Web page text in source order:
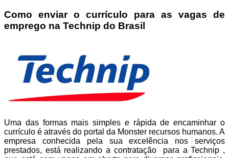
Como enviar o currículo para as vagas de
emprego na Technip do Brasil
Uma das formas mais simples e rápida de encaminhar o
currículo é através do portal da Monster recursos humanos. A
empresa conhecida pela sua excelência nos serviços
prestados, está realizando a contratação para a Technip ,